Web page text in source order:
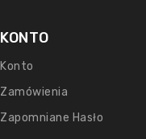
KONTO
Konto
Zamówienia
Zapomniane Hasło